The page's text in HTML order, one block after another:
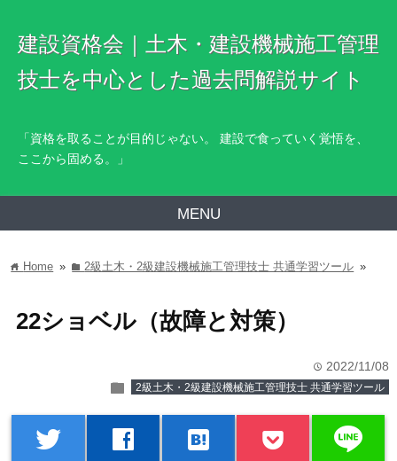
建設資格会｜土木・建設機械施工管理
技士を中心とした過去問解説サイト
「資格を取ることが目的じゃない。 建設で食っていく覚悟を、
ここから固める。」
MENU
home Home » folder2級土木・2級建設機械施工管理技士 共通学習ツール »
22ショベル（故障と対策）
time 2022/11/08
folder 2級土木・2級建設機械施工管理技士 共通学習ツール
twitter facebook hatenabookmark line